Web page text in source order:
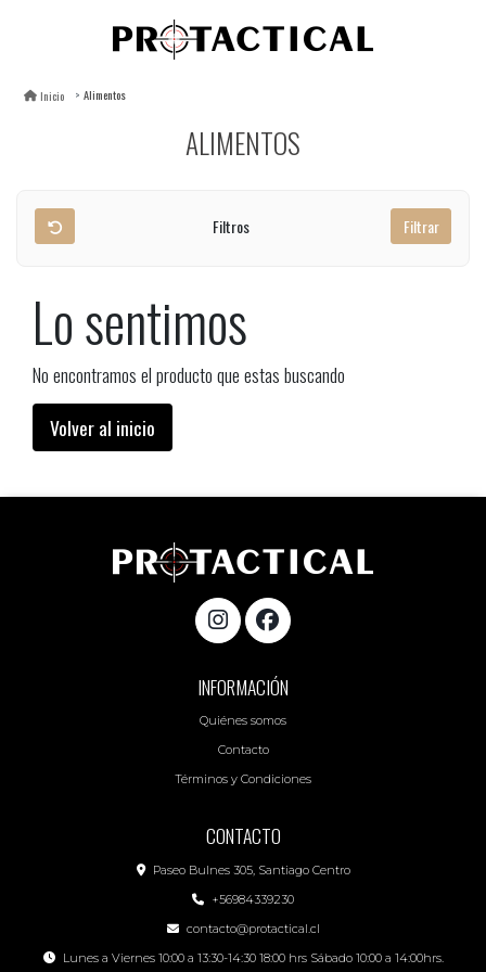
Inicio Alimentos
ALIMENTOS
Filtros Filtrar
Lo sentimos
No encontramos el producto que estas buscando
Volver al inicio
INFORMACIÓN
Quiénes somos
Contacto
Términos y Condiciones
CONTACTO
Paseo Bulnes 305, Santiago Centro
+56984339230
contacto@protactical.cl
Lunes a Viernes 10:00 a 13:30-14:30 18:00 hrs Sábado 10:00 a 14:00hrs.